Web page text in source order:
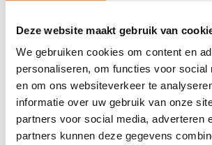
Deze website maakt gebruik van
We gebruiken cookies om content en
personaliseren, om functies voor social
en om ons websiteverkeer te
informatie over uw gebruik van onze
partners voor social media, adverteren
partners kunnen deze gegevens
Kies het aantal: